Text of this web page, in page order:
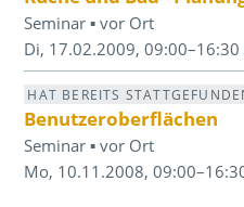
Seminar ▪ vor Ort
Di, 17.02.2009,
HAT BEREITS
Benutzeroberflächen
Seminar ▪ vor Ort
Mo, 10.11.2008,